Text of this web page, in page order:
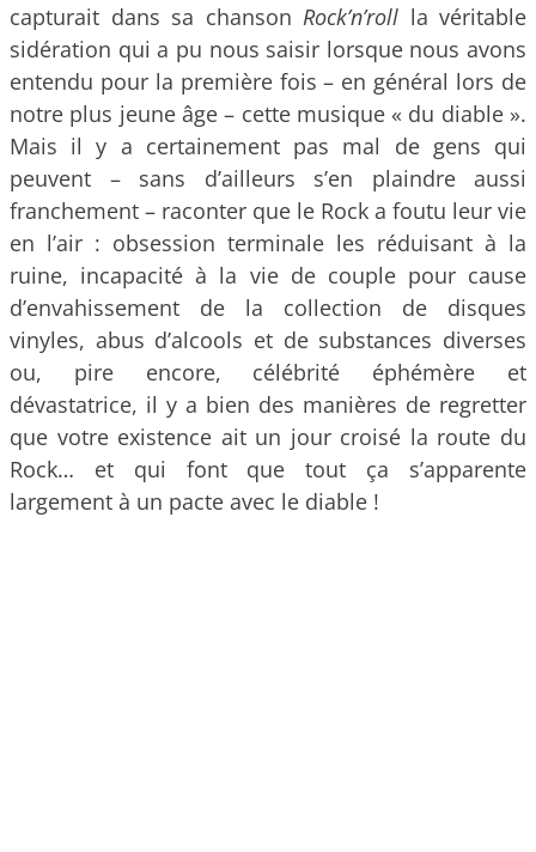
capturait dans sa chanson Rock’n’roll la véritable
sidération qui a pu nous saisir lorsque nous avons
entendu pour la première fois – en général lors de
notre plus jeune âge – cette musique « du diable ».
Mais il y a certainement pas mal de gens qui
peuvent – sans d’ailleurs s’en plaindre aussi
franchement – raconter que le Rock a foutu leur vie
en l’air : obsession terminale les réduisant à la
ruine, incapacité à la vie de couple pour cause
d’envahissement de la collection de disques
vinyles, abus d’alcools et de substances diverses
ou, pire encore, célébrité éphémère et
dévastatrice, il y a bien des manières de regretter
que votre existence ait un jour croisé la route du
Rock… et qui font que tout ça s’apparente
largement à un pacte avec le diable !